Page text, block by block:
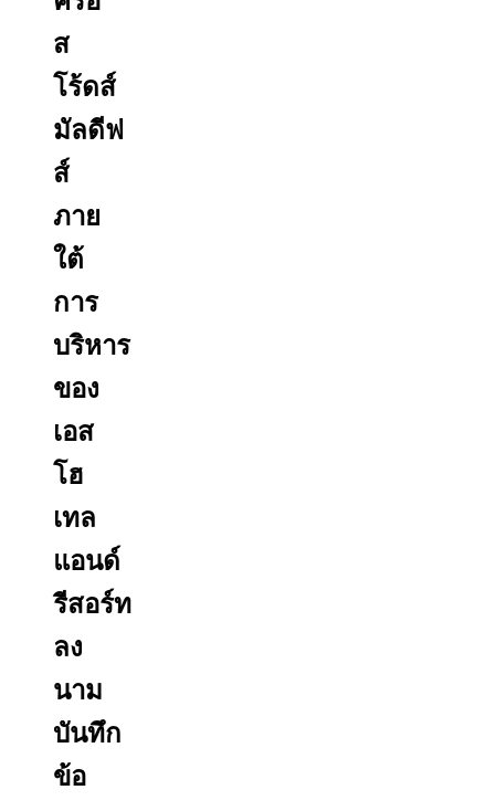
ส
โร้ดส์
มัลดีฟ
ส์
ภาย
ใต้
การ
บริหาร
ของ
เอส
โฮ
เทล
แอนด์
รีสอร์ท
ลง
นาม
บันทึก
ข้อ